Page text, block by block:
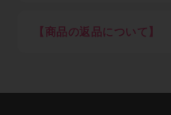
ご注文後のキャンセルは
有無はメールにてお気軽
クレジットカード決済
ト内でカード決済ボタ
道2,200円）
年始、夏季休業期など
【商品の返品について】